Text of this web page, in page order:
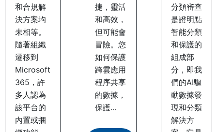
和合規解
決方案均
未相等。
隨著組織
遷移到
Microsoft
365，許
多人認為
該平台的
內置或捆
捷，靈活
和高效，
但可能會
冒險。您
如何保護
跨雲應用
程序共享
的數據，
保護...
分類審查
是證明點
智能分類
和保護的
組成部
分，即我
們的AI驅
動數據發
現和分類
解決方